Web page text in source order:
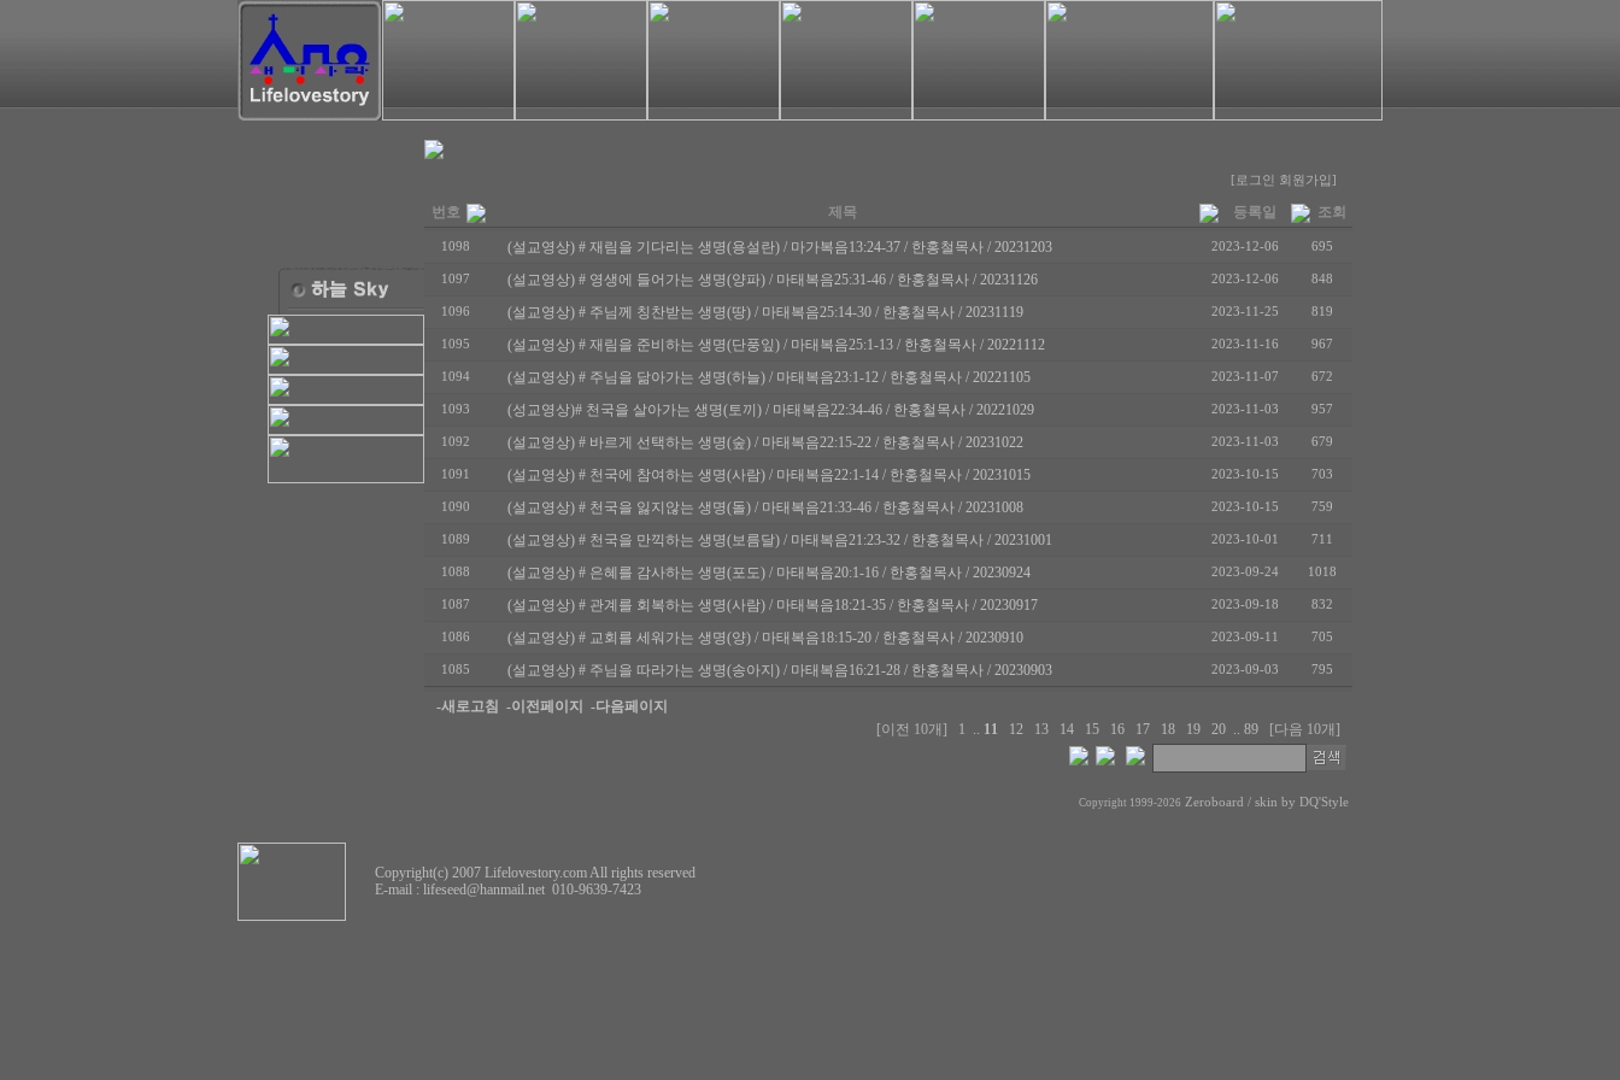
[로그인 회원가입]
번호 제목 등록일 조회
1098 (설교영상) # 재림을 기다리는 생명(용설란) / 마가복음13:24-37 / 한홍철목사 / 20231203 2023-12-06 695
1097 (설교영상) # 영생에 들어가는 생명(양파) / 마태복음25:31-46 / 한홍철목사 / 20231126 2023-12-06 848
1096 (설교영상) # 주님께 칭찬받는 생명(땅) / 마태복음25:14-30 / 한홍철목사 / 20231119 2023-11-25 819
1095 (설교영상) # 재림을 준비하는 생명(단풍잎) / 마태복음25:1-13 / 한홍철목사 / 20221112 2023-11-16 967
1094 (설교영상) # 주님을 닮아가는 생명(하늘) / 마태복음23:1-12 / 한홍철목사 / 20221105 2023-11-07 672
1093 (성교영상)# 천국을 살아가는 생명(토끼) / 마태복음22:34-46 / 한홍철목사 / 20221029 2023-11-03 957
1092 (설교영상) # 바르게 선택하는 생명(숲) / 마태복음22:15-22 / 한홍철목사 / 20231022 2023-11-03 679
1091 (설교영상) # 천국에 참여하는 생명(사람) / 마태복음22:1-14 / 한홍철목사 / 20231015 2023-10-15 703
1090 (설교영상) # 천국을 잃지않는 생명(돌) / 마태복음21:33-46 / 한홍철목사 / 20231008 2023-10-15 759
1089 (설교영상) # 천국을 만끽하는 생명(보름달) / 마태복음21:23-32 / 한홍철목사 / 20231001 2023-10-01 711
1088 (설교영상) # 은혜를 감사하는 생명(포도) / 마태복음20:1-16 / 한홍철목사 / 20230924 2023-09-24 1018
1087 (설교영상) # 관계를 회복하는 생명(사람) / 마태복음18:21-35 / 한홍철목사 / 20230917 2023-09-18 832
1086 (설교영상) # 교회를 세워가는 생명(양) / 마태복음18:15-20 / 한홍철목사 / 20230910 2023-09-11 705
1085 (설교영상) # 주님을 따라가는 생명(송아지) / 마태복음16:21-28 / 한홍철목사 / 20230903 2023-09-03 795
-새로고침 -이전페이지
-다음페이지
[이전 10개]
1 .. 11 12 13 14 15 16 17 18 19 20 .. 89 [다음 10개]
Copyright 1999-2026 Zeroboard / skin by DQ'Style
Copyright(c) 2007 Lifelovestory.com All rights reserved
E-mail : lifeseed@hanmail.net 010-9639-7423